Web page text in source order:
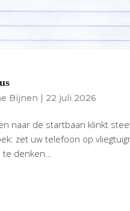
Bijnen 22 juli 2026
naar de startbaan klinkt
zet uw telefoon op
denken…